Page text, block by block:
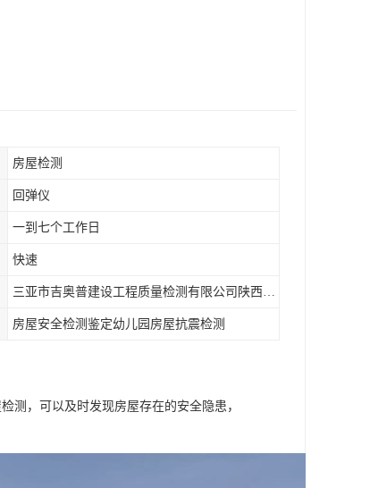
房屋检测
回弹仪
一到七个工作日
快速
三亚市吉奥普建设工程质量检测有限公司陕西分公司
房屋安全检测鉴定幼儿园房屋抗震检测
测，可以及时发现房屋存在的安全隐患，